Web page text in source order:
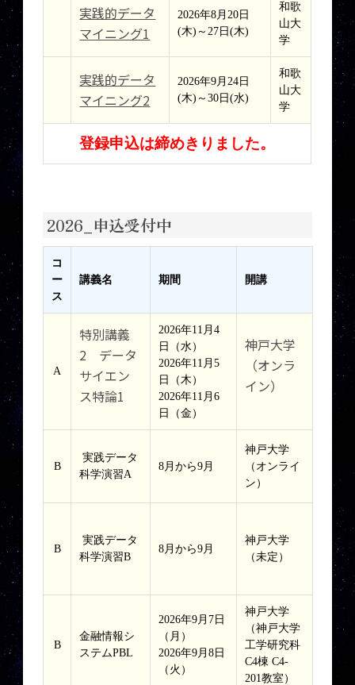
実践的データ
マイニング1
2026年8月20日
(木)～27日(木)
和歌
山大
学
実践的データ
マイニング2
2026年9月24日
(木)～30日(水)
和歌
山大
学
登録申込は締めきりました。
2026_申込受付中
コ
ー
ス
講義名 期間 開講
A
特別講義
2 データ
サイエン
ス特論1
2026年11月4
日（水）
2026年11月5
日（木）
2026年11月6
日（金）
神戸大学
（オンラ
イン）
B
実践データ
科学演習A
8月から9月
神戸大学
（オンライ
ン）
B
実践データ
科学演習B
8月から9月
神戸大学
（未定）
B
金融情報シ
ステムPBL
2026年9月7日
（月）
2026年9月8日
（火）
神戸大学
（神戸大学
工学研究科
C4棟 C4-
201教室）